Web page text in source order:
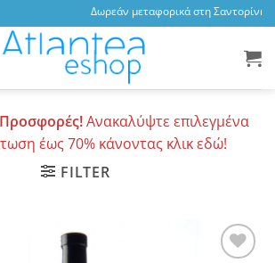
Δωρεάν μεταφορικά στη Σαντορίνη,
Προσφορές!Ανακαλύψτε επιλεγμένα
έως 70% κάνοντας κλικ εδώ!
FILTER